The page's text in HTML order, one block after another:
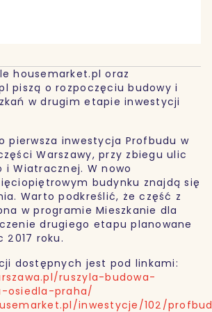
housemarket.pl oraz
piszą o rozpoczęciu budowy i
w drugim etapie inwestycji
pierwsza inwestycja Profbudu w
Warszawy, przy zbiegu ulic
i Wiatracznej. W nowo
budynku znajdą się
Warto podkreślić, że część z
w programie Mieszkanie dla
drugiego etapu planowane
2017 roku.
dostępnych jest pod linkami:
ruszyla-budowa-
osiedla-praha/
inwestycje/102/